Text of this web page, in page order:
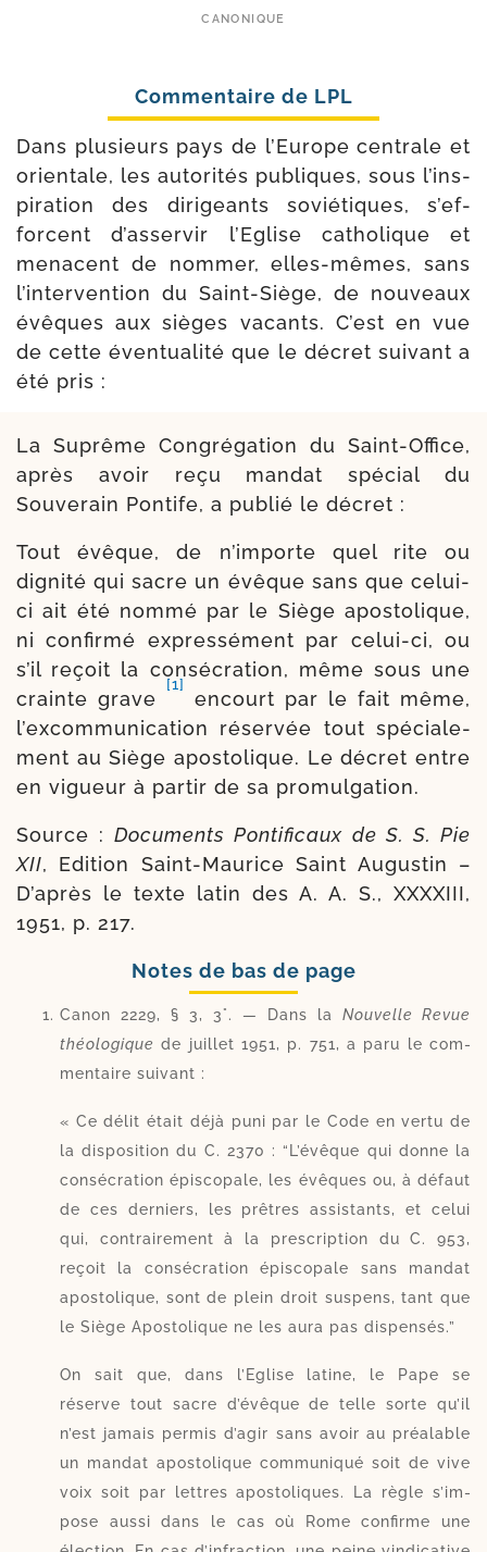
CANONIQUE
Dans plu­sieurs pays de l’Europe cen­trale et
orien­tale, les auto­ri­tés publiques, sous l’ins­
pi­ra­tion des diri­geants sovié­tiques, s’ef­
forcent d’asser­vir l’Eglise catho­lique et
menacent de nom­mer, elles-​mêmes, sans
l’inter­vention du Saint-​Siège, de nou­veaux
évêques aux sièges vacants. C’est en vue
de cette éven­tua­li­té que le décret sui­vant a
été pris :
La Suprême Congrégation du Saint-​Office,
après avoir reçu man­dat spé­cial du
Souverain Pontife, a publié le décret :
Tout évêque, de n’im­porte quel rite ou
digni­té qui sacre un évêque sans que celui-​
ci ait été nom­mé par le Siège apos­to­lique,
ni confir­mé expres­sé­ment par celui-​ci, ou
s’il reçoit la consé­cra­tion, même sous une
crainte grave
[1]
encourt par le fait même,
l’ex­com­mu­ni­ca­tion réser­vée tout spé­cia­le­
ment au Siège apos­to­lique. Le décret entre
en vigueur à par­tir de sa promulgation.
Source :Documents Pontificaux de S. S. Pie
XII, Edition Saint-​Maurice Saint Augustin –
D’après le texte latin des A. A. S., XXXXIII,
1951, p. 217.
Notes de bas de page
Canon 2229, § 3, 3°. — Dans la Nouvelle Revue
théo­lo­gique de juillet 1951, p. 751, a paru le com­
men­taire suivant :
« Ce délit était déjà puni par le Code en ver­tu de
la dis­po­si­tion du C. 2370 : “L’évê­que qui donne la
consé­cra­tion épis­co­pale, les évêques ou, à défaut
de ces der­niers, les prê­tres assis­tants, et celui
qui, contrai­re­ment à la pres­crip­tion du C. 953,
reçoit la consé­cra­tion épis­co­pale sans man­dat
apos­to­lique, sont de plein droit sus­pens, tant que
le Siège Aposto­lique ne les aura pas dispensés.”
On sait que, dans l’Eglise latine, le Pape se
réserve tout sacre d’é­vêque de telle sorte qu’il
n’est jamais per­mis d’a­gir sans avoir au préa­lable
un man­dat apos­to­lique com­mu­ni­qué soit de vive
voix soit par lettres apos­to­liques. La règle s’im­
pose aus­si dans le cas où Rome confirme une